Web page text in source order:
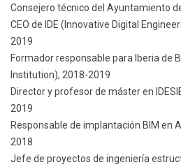
Consejero técnico del Ayuntamiento
CEO de IDE (Innovative Digital
2019
Formador responsable para Iberia de
Institution), 2018-2019
Director y profesor de máster en
2019
Responsable de implantación BIM en
2018
Jefe de proyectos de ingeniería